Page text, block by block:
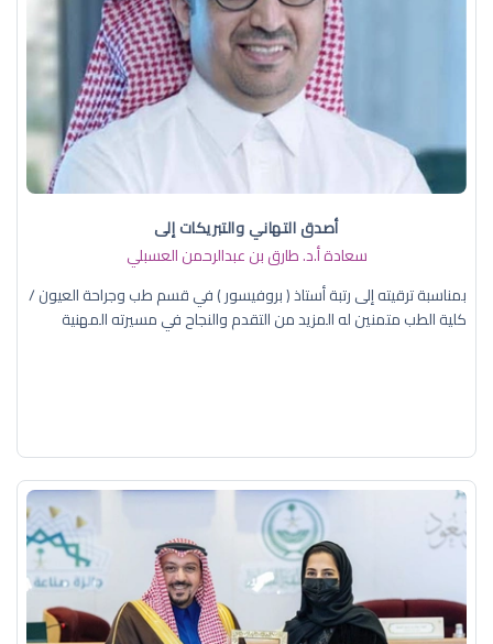
أصدق التهاني والتبريكات إلى
سعادة أ.د. ​طارق بن عبدالرحمن العسبلي
بمناسبة ترقيته إلى رتبة أستاذ ( بروفيسور ) في قسم طب وجراحة العيون /
كلية الطب متمنين له المزيد من التقدم والنجاح في مسيرته المهنية